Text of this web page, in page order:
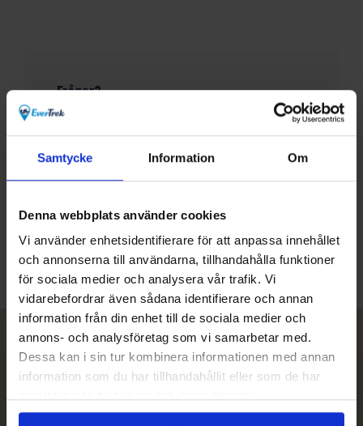
Samtycke Information Om
Denna webbplats använder cookies
Vi använder enhetsidentifierare för att anpassa innehållet
och annonserna till användarna, tillhandahålla funktioner
för sociala medier och analysera vår trafik. Vi
vidarebefordrar även sådana identifierare och annan
information från din enhet till de sociala medier och
annons- och analysföretag som vi samarbetar med.
Dessa kan i sin tur kombinera informationen med annan
information som du har tillhandahållit eller som de har
Frågor?
info@evertrek.se
Nyhetsbrev
Prenumerera